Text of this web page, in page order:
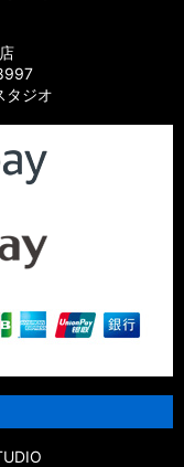
タジオ